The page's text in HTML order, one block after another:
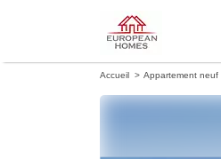
Accueil Appartement neuf